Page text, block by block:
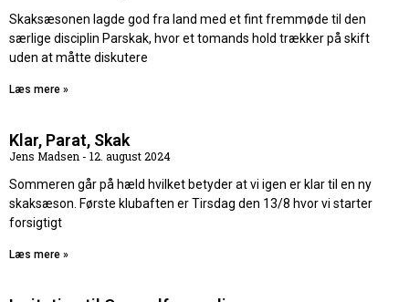
Skaksæsonen lagde god fra land med et fint fremmøde til den
særlige disciplin Parskak, hvor et tomands hold trækker på skift
uden at måtte diskutere
Læs mere »
Klar, Parat, Skak
Jens Madsen
12. august 2024
Sommeren går på hæld hvilket betyder at vi igen er klar til en ny
skaksæson. Første klubaften er Tirsdag den 13/8 hvor vi starter
forsigtigt
Læs mere »